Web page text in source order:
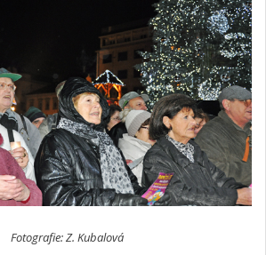
Fotografie: Z. Kubalová